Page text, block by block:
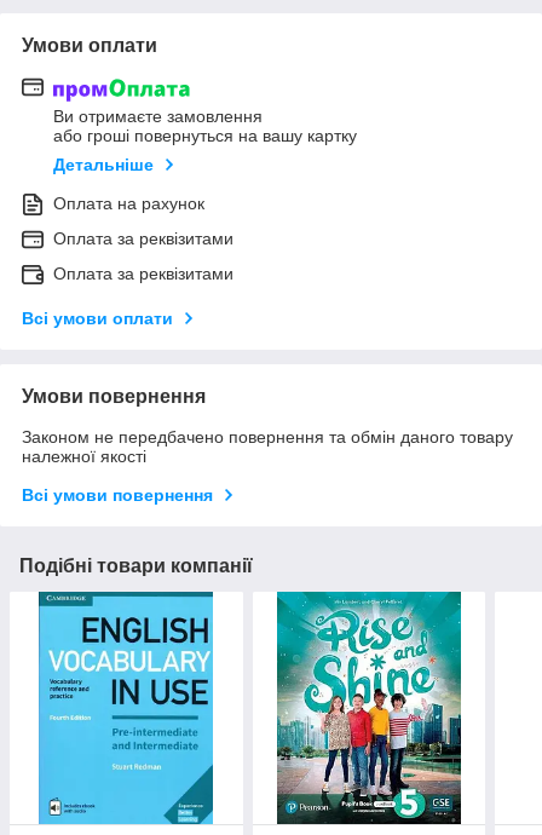
Умови оплати
Ви отримаєте замовлення
або гроші повернуться на вашу картку
Детальніше
Оплата на рахунок
Оплата за реквізитами
Оплата за реквізитами
Всі умови оплати
Умови повернення
Законом не передбачено повернення та обмін даного товару
належної якості
Всі умови повернення
Подібні товари компанії